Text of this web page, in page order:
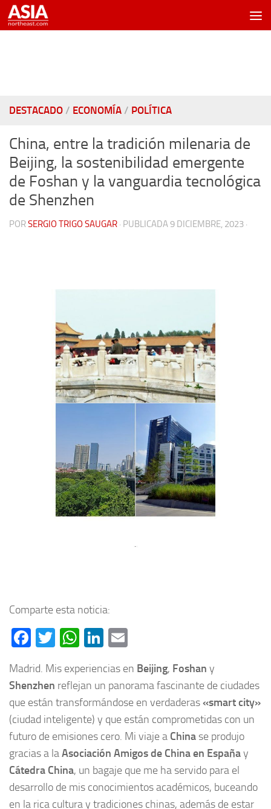
Saltar al contenido
DESTACADO / ECONOMÍA / POLÍTICA
China, entre la tradición milenaria de
Beijing, la sostenibilidad emergente
de Foshan y la vanguardia tecnológica
de Shenzhen
PORSERGIO TRIGO SAUGAR · PUBLICADA9 DICIEMBRE, 2023 ·
Comparte esta noticia:
Facebook
Twitter
WhatsApp
LinkedIn
Madrid. Mis experiencias en Beijing, Foshan y
Shenzhen reflejan un panorama fascinante de ciudades
que están transformándose en verdaderas«smart city»
(ciudad inteligente) y que están comprometidas con un
futuro de emisiones cero. Mi viaje a China se produjo
gracias a laAsociación Amigos de China en Españay
Cátedra China, un bagaje que me ha servido para el
desarrollo de mis conocimientos académicos, buceando
en la rica cultura y tradiciones chinas, además de estar